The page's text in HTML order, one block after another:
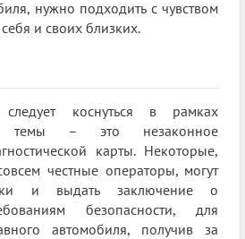
нужно подходить с чувством
себя и своих близких.
коснуться в рамках
темы – это незаконное
карты. Некоторые,
честные операторы, могут
и выдать заключение о
безопасности, для
автомобиля, получив за